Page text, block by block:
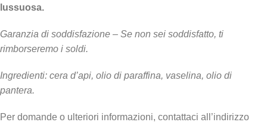
lussuosa.
Garanzia di soddisfazione – Se non sei soddisfatto, ti
rimborseremo i soldi.
Ingredienti: cera d’api, olio di paraffina, vaselina, olio di
pantera.
Per domande o ulteriori informazioni, contattaci all’indirizzo